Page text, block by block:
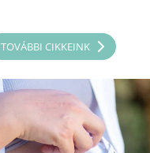
TOVÁBBI CIKKEINK